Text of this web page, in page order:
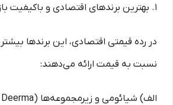
۱. بهترین برندهای اقتصادی و باکیفیت بازار
در رده قیمتی اقتصادی، این برندها
نسبت به قیمت ارائه می‌دهند:
الف) شیائومی و زیرمجموعه‌ها (Xiaomi / Deerma)